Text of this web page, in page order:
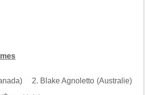
2. Blake Agnoletto (Australie)